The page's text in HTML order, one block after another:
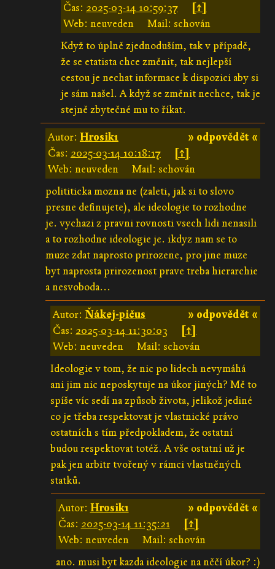
Čas: 2025-03-14 10:59:37
[↑]
Web: neuveden
Mail: schován
Když to úplně zjednoduším, tak v případě,
že se etatista chce změnit, tak nejlepší
cestou je nechat informace k dispozici aby si
je sám našel. A když se změnit nechce, tak je
stejně zbytečné mu to říkat.
» odpovědět «
Autor: Hrosik1
Čas: 2025-03-14 10:18:17
[↑]
Web: neuveden
Mail: schován
polititicka mozna ne (zaleti, jak si to slovo
presne definujete), ale ideologie to rozhodne
je. vychazi z pravni rovnosti vsech lidi nenasili
a to rozhodne ideologie je. ikdyz nam se to
muze zdat naprosto prirozene, pro jine muze
byt naprosta prirozenost prave treba hierarchie
a nesvoboda...
» odpovědět «
Autor:Ňákej-pičus
Čas: 2025-03-14 11:30:03
[↑]
Web: neuveden
Mail: schován
Ideologie v tom, že nic po lidech nevymáhá
ani jim nic neposkytuje na úkor jiných? Mě to
spíše víc sedí na způsob života, jelikož jediné
co je třeba respektovat je vlastnické právo
ostatních s tím předpokladem, že ostatní
budou respektovat totéž. A vše ostatní už je
pak jen arbitr tvořený v rámci vlastněných
statků.
» odpovědět «
Autor: Hrosik1
Čas: 2025-03-14 11:35:21
[↑]
Web: neuveden
Mail: schován
ano. musi byt kazda ideologie na něčí úkor? :)